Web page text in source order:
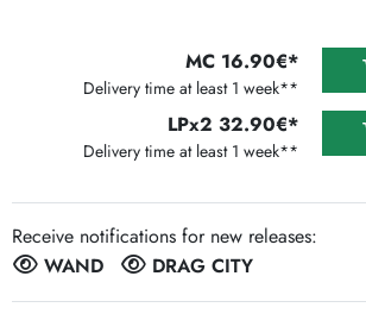
MC 16.90€*
Delivery time at least 1 week**
LPx2 32.90€*
Delivery time at least 1 week**
Receive notifications for new releases:
WAND
DRAG CITY